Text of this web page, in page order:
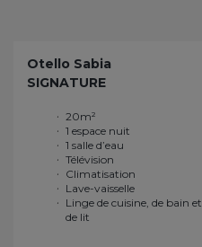
Otello Sabia
SIGNATURE
20m²
1 espace nuit
1 salle d’eau
Télévision
Climatisation
Lave-vaisselle
Linge de cuisine, de bain et
de lit